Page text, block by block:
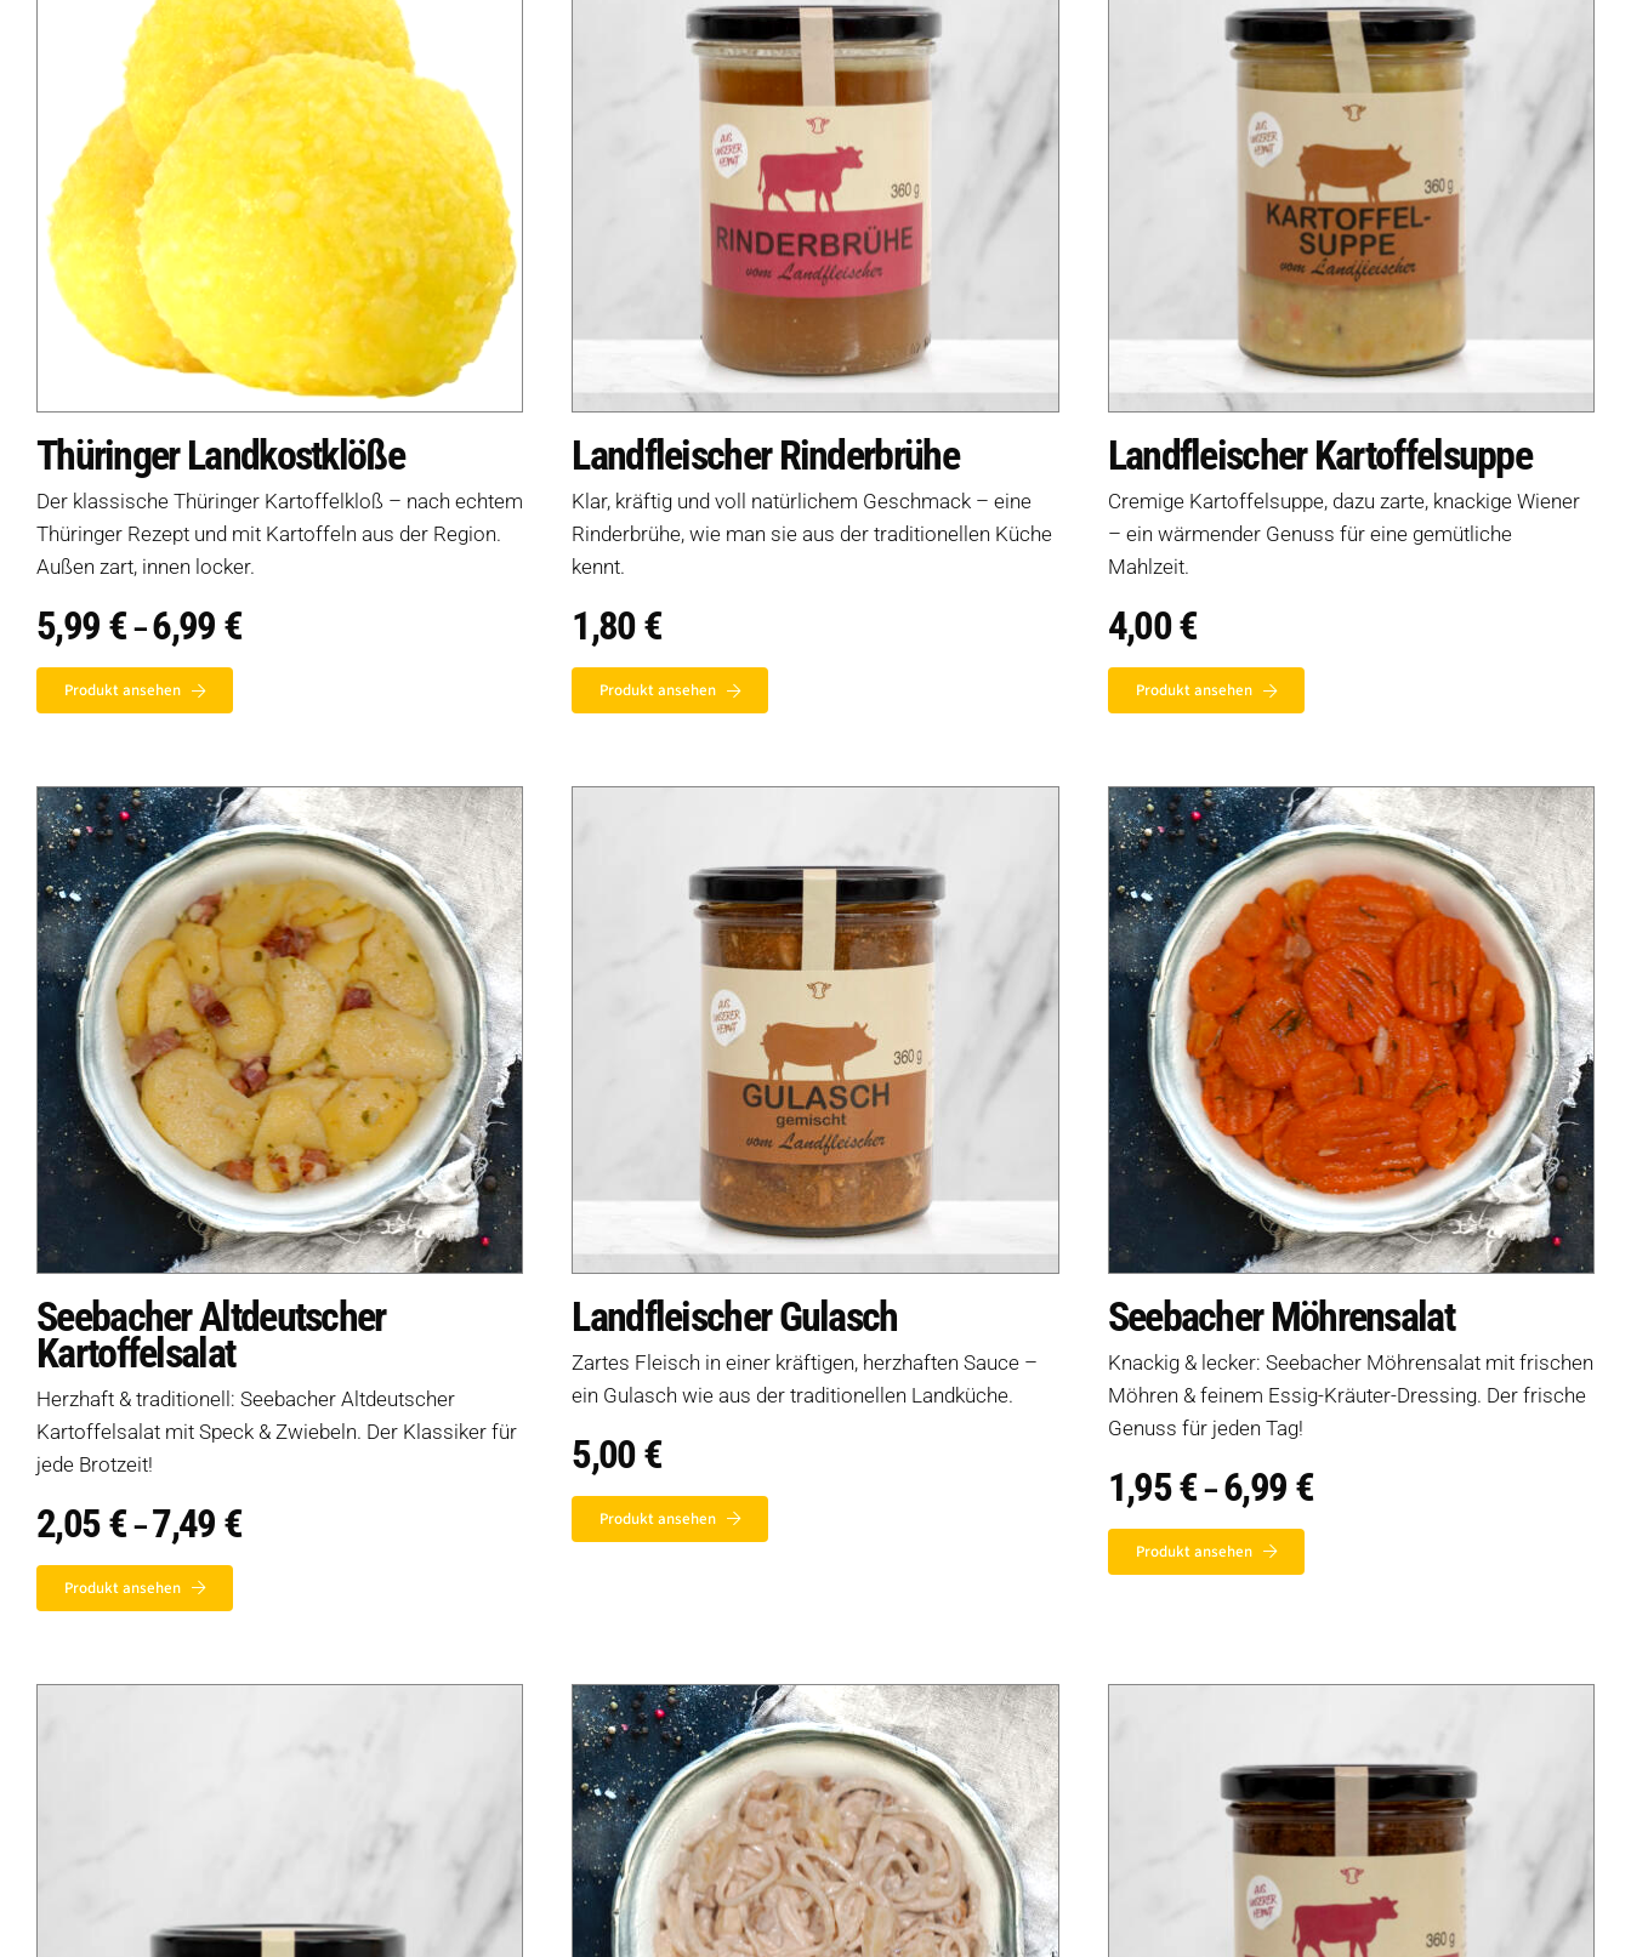
Thüringer Landkostklöße
Der klassische Thüringer Kartoffelkloß – nach echtem
Thüringer Rezept und mit Kartoffeln aus der Region.
Außen zart, innen locker.
5,99 € –6,99 €Preisspanne:
5,99 €
Produkt ansehen
Landfleischer Rinderbrühe
Klar, kräftig und voll natürlichem Geschmack – eine
Rinderbrühe, wie man sie aus der traditionellen Küche
kennt.
1,80€
Produkt ansehen
Landfleischer Kartoffelsuppe
Cremige Kartoffelsuppe, dazu zarte, knackige Wiener
– ein wärmender Genuss für eine gemütliche
Mahlzeit.
4,00€
Produkt ansehen
Seebacher Altdeutscher
Kartoffelsalat
Herzhaft & traditionell: Seebacher Altdeutscher
Kartoffelsalat mit Speck & Zwiebeln. Der Klassiker für
jede Brotzeit!
2,05€ –7,49 €Preisspanne:
2,05 €
Produkt ansehen
Landfleischer Gulasch
Zartes Fleisch in einer kräftigen, herzhaften Sauce –
ein Gulasch wie aus der traditionellen Landküche.
5,00€
Produkt ansehen
Seebacher Möhrensalat
Knackig & lecker: Seebacher Möhrensalat mit frischen
Möhren & feinem Essig-Kräuter-Dressing. Der frische
Genuss für jeden Tag!
1,95€– 6,99 €Preisspanne:
1,95 €
Produkt ansehen
Auf dieser Seite